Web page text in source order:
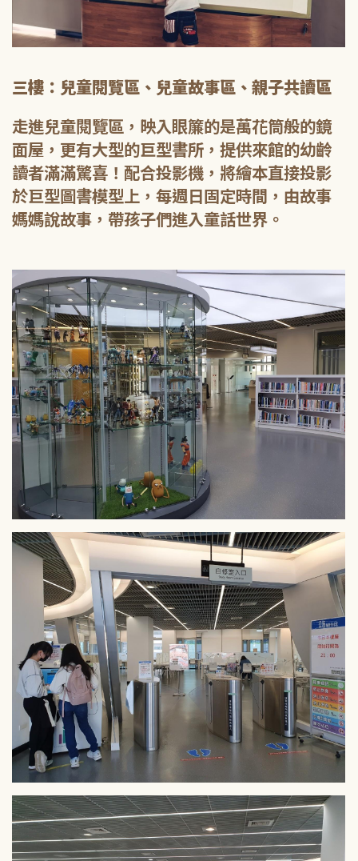
三樓：兒童閱覽區、兒童故事區、親子共讀區
走進兒童閱覽區，映入眼簾的是萬花筒般的鏡
面屋，更有大型的巨型書所，提供來館的幼齡
讀者滿滿驚喜！配合投影機，將繪本直接投影
於巨型圖書模型上，每週日固定時間，由故事
媽媽說故事，帶孩子們進入童話世界。